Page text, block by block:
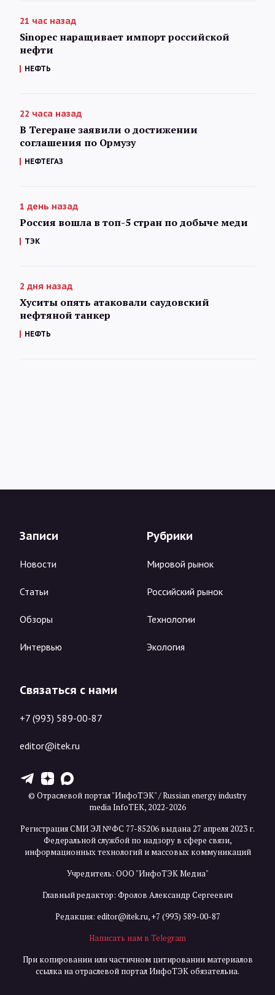
21 час назад
Sinopec наращивает импорт российской
нефти
НЕФТЬ
22 часа назад
В Тегеране заявили о достижении
соглашения по Ормузу
НЕФТЕГАЗ
1 день назад
Россия вошла в топ-5 стран по добыче меди
ТЭК
2 дня назад
Хуситы опять атаковали саудовский
нефтяной танкер
НЕФТЬ
Записи
Новости
Статьи
Обзоры
Интервью
Рубрики
Мировой рынок
Российский рынок
Технологии
Экология
Связаться с нами
+7 (993) 589-00-87
editor@itek.ru
T Z X
© Отраслевой портал "ИнфоТЭК" / Russian energy industry
media InfoTEK, 2022-2026
Регистрация СМИ ЭЛ №ФС 77-85206 выдана 27 апреля 2023 г.
Федеральной службой по надзору в сфере связи,
информационных технологий и массовых коммуникаций
Учредитель: ООО "ИнфоТЭК Медиа"
Главный редактор: Фролов Александр Сергеевич
Редакция: editor@itek.ru,+7 (993) 589-00-87
Написать нам в Telegram
При копировании или частичном цитировании материалов
ссылка на отраслевой портал ИнфоТЭК обязательна.